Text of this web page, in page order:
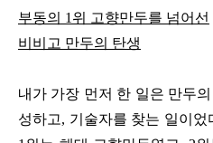
부동의 1위 고향만두를 넘어선
비비고 만두의 탄생
내가 가장 먼저 한 일은 만두
성하고, 기술자를 찾는 일이었